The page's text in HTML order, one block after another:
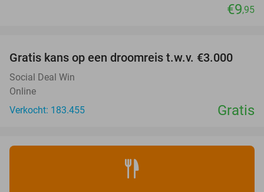
€9,95
Gratis kans op een droomreis t.w.v. €3.000
Social Deal Win
Online
Verkocht: 183.455
Gratis